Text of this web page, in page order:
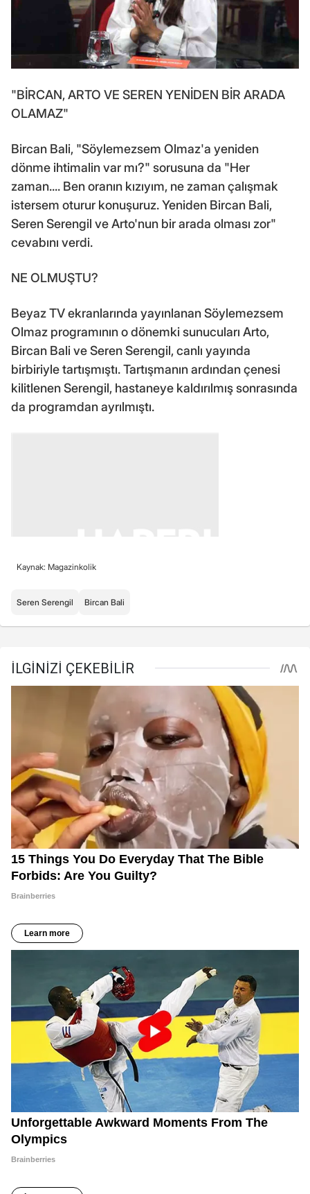
"BİRCAN, ARTO VE SEREN YENİDEN BİR ARADA
OLAMAZ"
Bircan Bali, "Söylemezsem Olmaz'a yeniden
dönme ihtimalin var mı?" sorusuna da "Her
zaman.... Ben oranın kızıyım, ne zaman çalışmak
istersem oturur konuşuruz. Yeniden Bircan Bali,
Seren Serengil ve Arto'nun bir arada olması zor"
cevabını verdi.
NE OLMUŞTU?
Beyaz TV ekranlarında yayınlanan Söylemezsem
Olmaz programının o dönemki sunucuları Arto,
Bircan Bali ve Seren Serengil, canlı yayında
birbiriyle tartışmıştı. Tartışmanın ardından çenesi
kilitlenen Serengil, hastaneye kaldırılmış sonrasında
da programdan ayrılmıştı.
Kaynak: Magazinkolik
Seren Serengil Bircan Bali